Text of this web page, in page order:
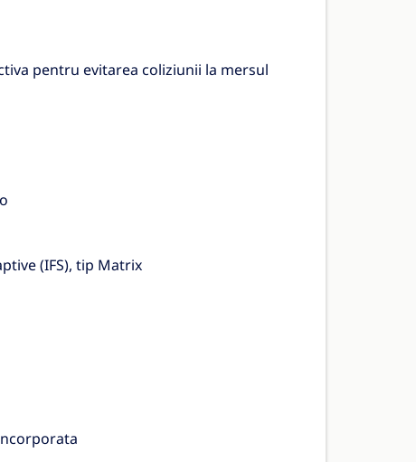
pentru evitarea coliziunii la mersul
(IFS), tip Matrix